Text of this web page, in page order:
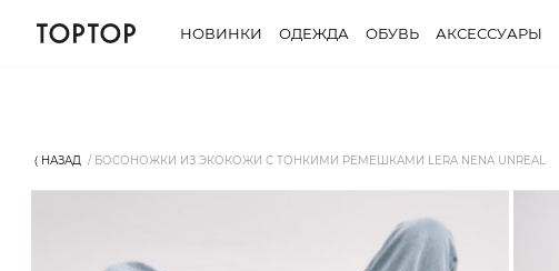
НОВИНКИ ОДЕЖДА ОБУВЬ АКСЕССУАРЫ
⟨ НАЗАД БОСОНОЖКИ ИЗ ЭКОКОЖИ С ТОНКИМИ РЕМЕШКАМИ LERA NENA UNREAL